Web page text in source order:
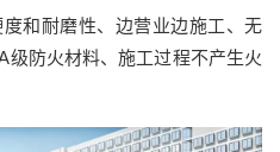
和耐磨性、边营业边施工、无
级防火材料、施工过程不产生火